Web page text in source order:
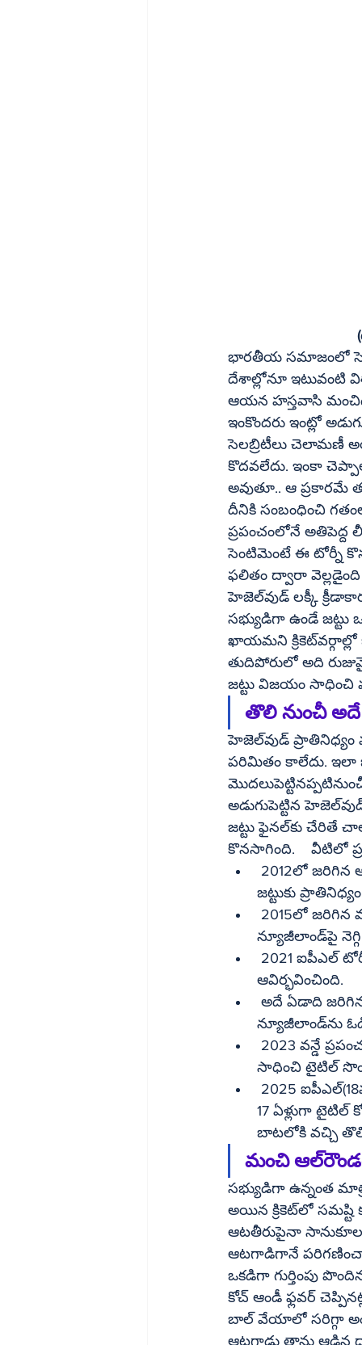
భారతీయ సమాజంలో
దేశాల్లోనూ ఇటువంటి
ఆయన హస్తవాసి మంచిదని
ఇంకొందరు ఇంట్లో
సెలబ్రిటీలు చెలామణీ
కొదవలేదు. ఇంకా
అవుతూ.. ఆ ప్రకారమే తమ
దీనికి సంబంధించి
ప్రపంచంలోనే
సెంటిమెంటే ఈ టోర్నీ
ఫలితం ద్వారా
హెజెల్‌వుడ్ లక్కీ క్రీడాకారుడని, అతనిది గోల్డెన్ హ్యాండ్ అన్న విశ్వాసం క్రికెట్ ప్రపంచంలో ఉంది. ఆయన
సభ్యుడిగా ఉండే జట్టు ఒకవేళ ఫైనల్‌కు చేరితే మాత్రం ఆ జట్టు
ఖాయమని క్రికెట్‌వర్గాల్లో ఒక బలమైన అభిప్రాయం ఉంది. ఆదివారం రాత్రి జరిగిన ఐపీఎల్ 19వ సీజన్
తుదిపోరులో అది
జట్టు విజయం సాధించి
తొలి నుంచీ
హెజెల్‌వుడ్ ప్రాతినిధ్యం వహించిన జట్లు విజయం సాధించి టైటిల్ విజేతలుగా నిలవడం ఒకటిరెండుసార్లక
పరిమితం కాలేదు. ఇలా
మొదలుపెట్టినప్పటినుంచీ ఇలాగే
అడుగుపెట్టిన హెజెల్‌వుడ్ 2013 ఫిబ్రవరిలో టీ20 క్రికెట్‌లోకి ప్రవేశించాడు. కాగా  ఆయన సభ్యుడిగా ఉన్న
జట్టు ఫైనల్‌కు చేరితే చాలు.. విజేతగా నిలిచే సంప్రదాయం 2012లో మొదలై నిన్నటి ఐపీఎల్ వరకు
ఆవిర్భవించింది.
సాధించి టైటిల్
17 ఏళ్లుగా
బాటలోకి వచ్చి తొలి
మంచి
సభ్యుడిగా ఉన్నంత
అయిన క్రికెట్‌లో సమష్టి కృషితోనే విజయం సాధ్యం. జట్టులో ఉన్న సభ్యులపై పాజిటివ్ వైబ్ ఉంటే.. జట్టు
ఆటతీరుపైనా సానుకూల ప్రభావం
ఆటగాడిగానే పరిగణించాల్సి
ఒకడిగా గుర్తింపు పొందిన హెజెల్‌వుడు అటు బాల్‌తోనూ, ఇటు బ్యాట్‌తోనూ
కోచ్ ఆండీ ఫ్లవర్ చెప్పినట్లు కూల్‌గా ఉండే హెజెల్‌వుడ్ ఒత్తిడిలోనూ క్లియర్‌గా
బాల్ వేయాలో సరిగ్గా అంచనా
ఆటగాడు తాను ఆడిన దాదాపు అన్ని ఫైనల్